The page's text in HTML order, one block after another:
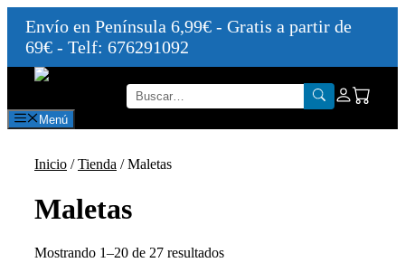
Envío en Península 6,99€ - Gratis a partir de
69€ - Telf: 676291092
Saltar
contenido
Menú
Inicio /Tienda / Maletas
Maletas
Mostrando 1–20 de 27 resultados